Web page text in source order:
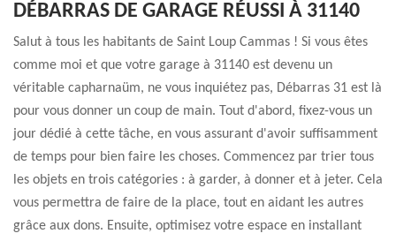
DÉBARRAS DE GARAGE RÉUSSI À 31140
Salut à tous les habitants de Saint Loup Cammas ! Si vous êtes
comme moi et que votre garage à 31140 est devenu un
véritable capharnaüm, ne vous inquiétez pas, Débarras 31 est là
pour vous donner un coup de main. Tout d'abord, fixez-vous un
jour dédié à cette tâche, en vous assurant d'avoir suffisamment
de temps pour bien faire les choses. Commencez par trier tous
les objets en trois catégories : à garder, à donner et à jeter. Cela
vous permettra de faire de la place, tout en aidant les autres
grâce aux dons. Ensuite, optimisez votre espace en installant